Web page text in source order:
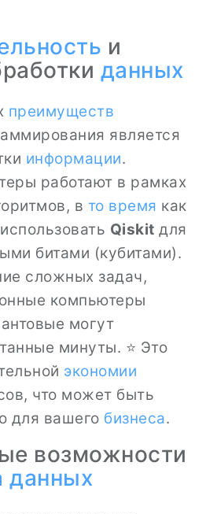
и
данных
преимуществ
является
информации.
работают в рамках
в то время как
Qiskit для
битами (кубитами).
сложных задач,
компьютеры
могут
минуты. ⭐ Это
экономии
что может быть
для вашего бизнеса.
возможности
данных